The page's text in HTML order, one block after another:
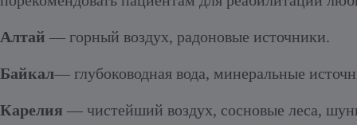
Алтай — горный воздух, радоновые источники.
Байкал— глубоководная вода, минеральные
Карелия — чистейший воздух, сосновые леса,